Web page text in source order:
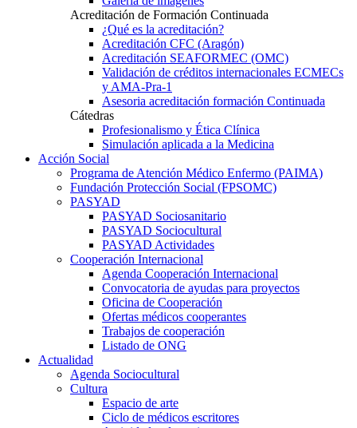
Acreditación de Formación Continuada
¿Qué es la acreditación?
Acreditación CFC (Aragón)
Acreditación SEAFORMEC (OMC)
Validación de créditos internacionales ECMECs
y AMA-Pra-1
Asesoria acreditación formación Continuada
Cátedras
Profesionalismo y Ética Clínica
Simulación aplicada a la Medicina
Acción Social
Programa de Atención Médico Enfermo (PAIMA)
Fundación Protección Social (FPSOMC)
PASYAD
PASYAD Sociosanitario
PASYAD Sociocultural
PASYAD Actividades
Cooperación Internacional
Agenda Cooperación Internacional
Convocatoria de ayudas para proyectos
Oficina de Cooperación
Ofertas médicos cooperantes
Trabajos de cooperación
Listado de ONG
Actualidad
Agenda Sociocultural
Cultura
Espacio de arte
Ciclo de médicos escritores